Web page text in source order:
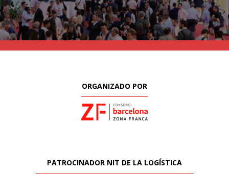
ORGANIZADO POR
PATROCINADOR NIT DE LA LOGÍSTICA